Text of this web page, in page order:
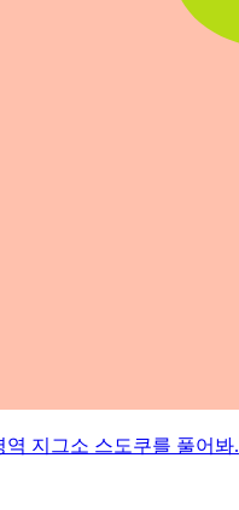
역 지그소 스도쿠를 풀어봐.